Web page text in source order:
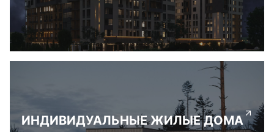
ИНДИВИДУАЛЬНЫЕ ЖИЛЫЕ ДОМА